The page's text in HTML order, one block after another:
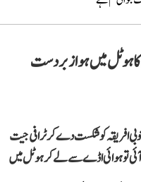
ہوٹل میں ہوا زبردست
افریقہ کو شکست دے کر ٹرافی جیت
تو ہوائی اڈے سے لے کر ہوٹل میں